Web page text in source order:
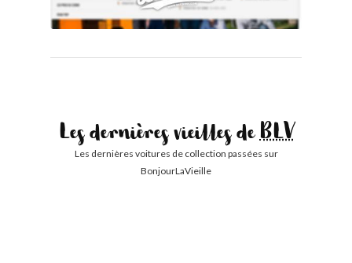
Les dernières vieilles deBLV
Les dernières voitures de collection passées sur
BonjourLaVieille